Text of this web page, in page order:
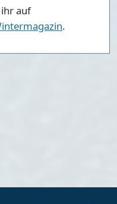
auf
.